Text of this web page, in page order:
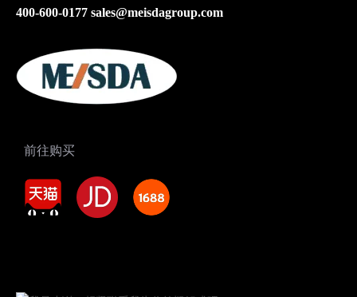
400-600-0177 sales@meisdagroup.com
前往购买